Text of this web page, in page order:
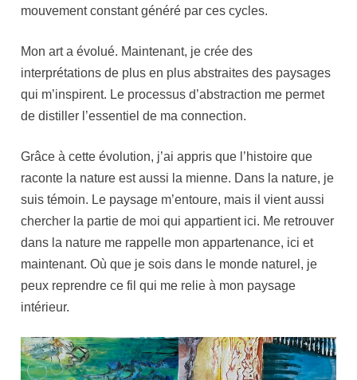
mouvement constant généré par ces cycles.
Mon art a évolué. Maintenant, je crée des
interprétations de plus en plus abstraites des paysages
qui m’inspirent. Le processus d’abstraction me permet
de distiller l’essentiel de ma connection.
Grâce à cette évolution, j’ai appris que l’histoire que
raconte la nature est aussi la mienne. Dans la nature, je
suis témoin. Le paysage m’entoure, mais il vient aussi
chercher la partie de moi qui appartient ici. Me retrouver
dans la nature me rappelle mon appartenance, ici et
maintenant. Où que je sois dans le monde naturel, je
peux reprendre ce fil qui me relie à mon paysage
intérieur.